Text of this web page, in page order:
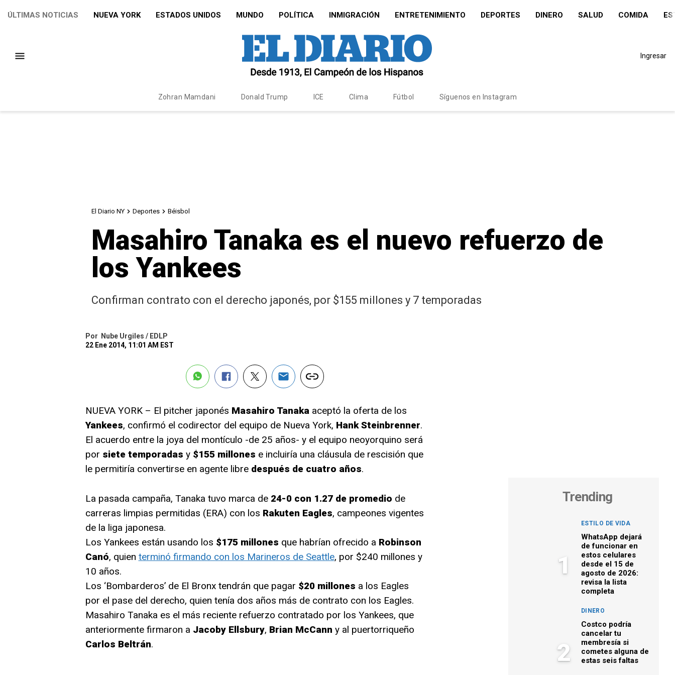
ÚLTIMAS NOTICIAS NUEVA YORK ESTADOS UNIDOS MUNDO POLÍTICA INMIGRACIÓN ENTRETENIMIENTO DEPORTES DINERO SALUD COMIDA
Ingresar
Zohran Mamdani Donald Trump ICE Clima Fútbol Síguenos en Instagram
El Diario NY Deportes Béisbol
Masahiro Tanaka es el nuevo refuerzo de
los Yankees
Confirman contrato con el derecho japonés, por $155 millones y 7 temporadas
Por
Nube Urgiles / EDLP
22 Ene 2014, 11:01 AM EST
NUEVA YORK – El pitcher japonés Masahiro Tanakaaceptó la oferta de los
Yankees, confirmó el codirector del equipo de Nueva York, Hank Steinbrenner.
El acuerdo entre la joya del montículo -de 25 años- y el equipo neoyorquino será
por siete temporadas y $155 millones e incluiría una cláusula de rescisión que
le permitiría convertirse en agente libre después de cuatro años.
La pasada campaña, Tanaka tuvo marca de 24-0 con 1.27 de promedio de
carreras limpias permitidas (ERA) con los Rakuten Eagles, campeones vigentes
de la liga japonesa.
Los Yankees están usando los $175 millones que habrían ofrecido a Robinson
Canó, quien terminó firmando con los Marineros de Seattle, por $240 millones y
10 años.
Los ‘Bombarderos’ de El Bronx tendrán que pagar $20 millones a los Eagles
por el pase del derecho, quien tenía dos años más de contrato con los Eagles.
Masahiro Tanaka es el más reciente refuerzo contratado por los Yankees, que
anteriormente firmaron a Jacoby Ellsbury, Brian McCann y al puertorriqueño
Carlos Beltrán.
Trending
1
ESTILO DE VIDA
WhatsApp dejará
de funcionar en
estos celulares
desde el 15 de
agosto de 2026:
revisa la lista
completa
2
DINERO
Costco podría
cancelar tu
membresía si
cometes alguna de
estas seis faltas